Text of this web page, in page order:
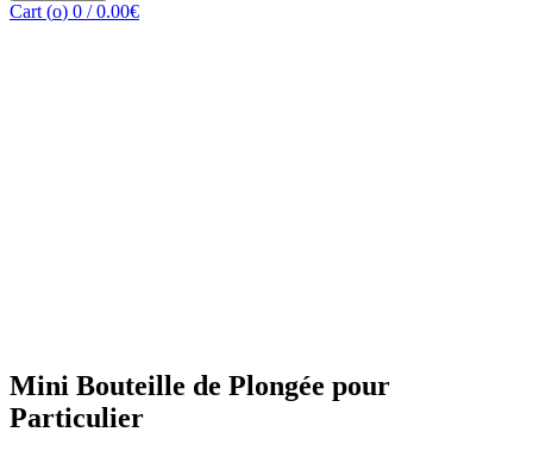
Cart (o) 0 / 0.00€
Mini Bouteille de Plongée pour
Particulier